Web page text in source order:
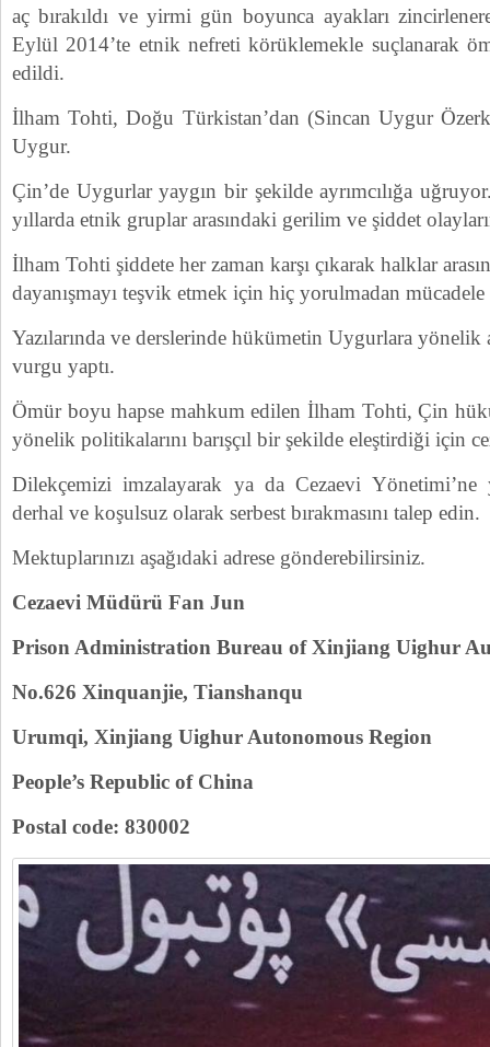
aç bırakıldı ve yirmi gün boyunca ayakları
Eylül 2014’te etnik nefreti körüklemekle suçlanarak
edildi.
İlham Tohti, Doğu Türkistan’dan (Sincan Uygur
Uygur.
Çin’de Uygurlar yaygın bir şekilde ayrımcılığa
yıllarda etnik gruplar arasındaki gerilim ve şiddet
İlham Tohti şiddete her zaman karşı çıkarak halklar
dayanışmayı teşvik etmek için hiç yorulmadan mücadele
Yazılarında ve derslerinde hükümetin Uygurlara yönelik
vurgu yaptı.
Ömür boyu hapse mahkum edilen İlham Tohti, Çin
yönelik politikalarını barışçıl bir şekilde eleştirdiği için
Dilekçemizi imzalayarak ya da Cezaevi Yönetimi’ne
derhal ve koşulsuz olarak serbest bırakmasını talep edin.
Mektuplarınızı aşağıdaki adrese gönderebilirsiniz.
Cezaevi Müdürü Fan Jun
Prison Administration Bureau of Xinjiang Uighur
No.626 Xinquanjie, Tianshanqu
Urumqi, Xinjiang Uighur Autonomous Region
People’s Republic of China
Postal code: 830002